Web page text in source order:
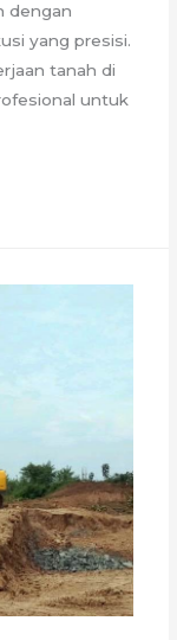
dengan
yang presisi.
tanah di
untuk